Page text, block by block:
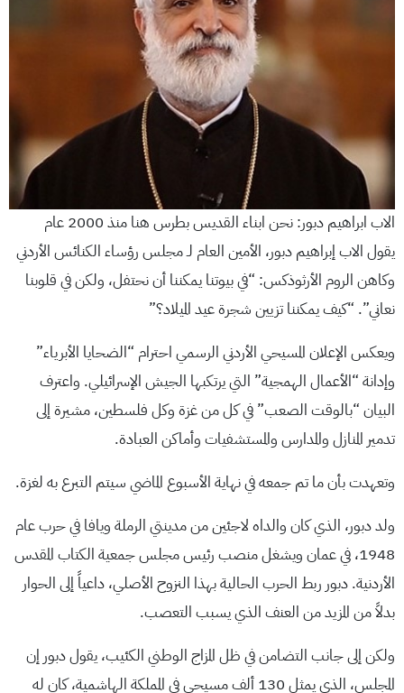
الاب ابراهيم دبور: نحن ابناء القديس بطرس هنا منذ 2000 عام
يقول الاب إبراهيم دبور، الأمين العام لـ مجلس رؤساء الكنائس الأردني
وكاهن الروم الأرثوذكس: “في بيوتنا يمكننا أن نحتفل، ولكن في قلوبنا
نعاني”. “كيف يمكننا تزيين شجرة عيد الميلاد؟”
ويعكس الإعلان المسيحي الأردني الرسمي احترام “الضحايا الأبرياء”
وإدانة “الأعمال الهمجية” التي يرتكبها الجيش الإسرائيلي. واعترف
البيان “بالوقت الصعب” في كل من غزة وكل فلسطين، مشيرة إلى
تدمير المنازل والمدارس والمستشفيات وأماكن العبادة.
وتعهدت بأن ما تم جمعه في نهاية الأسبوع الماضي سيتم التبرع به لغزة.
ولد دبور، الذي كان والداه لاجئين من مدينتي الرملة ويافا في حرب عام
1948، في عمان ويشغل منصب رئيس مجلس جمعية الكتاب المقدس
الأردنية. دبور ربط الحرب الحالية بهذا النزوح الأصلي، داعياً إلى الحوار
بدلاً من المزيد من العنف الذي يسبب التعصب.
ولكن إلى جانب التضامن في ظل المزاج الوطني الكئيب، يقول دبور إن
المجلس، الذي يمثل 130 ألف مسيحي في المملكة الهاشمية، كان له